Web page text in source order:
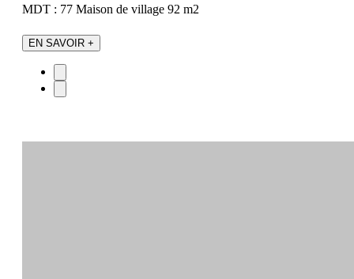
MDT : 77 Maison de village 92 m2
EN SAVOIR +